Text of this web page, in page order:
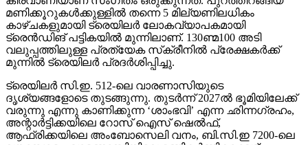
ട്രെയിലര്‍ സി.ഇ. 512-ലെ വാരണാസിയുടെ
ദൃശ്യങ്ങളോടെ തുടങ്ങുന്നു. തുടര്‍ന്ന് 2027ല്‍ ഭൂമിയിലേക്ക്
വരുന്നു എന്നു കാണിക്കുന്ന ‘ശാംഭവി’ എന്ന ഛിന്നഗ്രഹം,
അന്റാര്‍ട്ടിക്കയിലെ റോസ് ഐസ് ഷെല്‍ഫ്,
ആഫ്രിക്കയിലെ അംബോസെലി വനം, ബി.സി.ഇ 7200-ലെ
ലങ്കാനഗരം, വാരണാസിയിലെ മണികര്‍ണികാ ഘട്ട്
തുടങ്ങിയ ഭീമാകാര ദൃശ്യവിശേഷങ്ങള്‍ അതിശയത്തോടെ
അവതരിപ്പിക്കുന്നു.
കയ്യില്‍ ത്രിശൂലം പിടിച്ച് കാളയുടെ പുറത്ത്
സവാരിയുമായി എത്തുന്ന രുദ്രയായി മഹേഷ്